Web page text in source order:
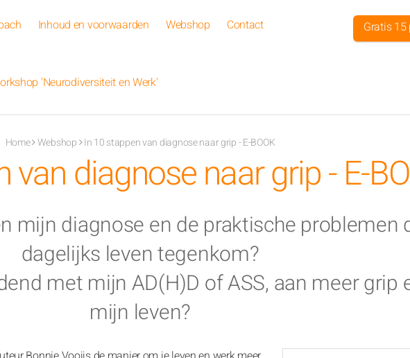
Inhoud en voorwaarden Webshop Contact
'Neurodiversiteit en Werk'
Gratis
Home Webshop In 10 stappen van diagnose naar grip - E-BOOK
van diagnose naar grip - E-
mijn diagnose en de praktische problemen
dagelijks leven tegenkom?
met mijn AD(H)D of ASS, aan meer grip
mijn leven?